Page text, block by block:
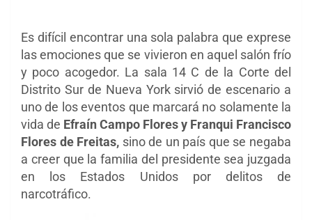
Es difícil encontrar una sola palabra que exprese
las emociones que se vivieron en aquel salón frío
y poco acogedor. La sala 14 C de la Corte del
Distrito Sur de Nueva York sirvió de escenario a
uno de los eventos que marcará no solamente la
vida de Efraín Campo Flores y Franqui Francisco
Flores de Freitas, sino de un país que se negaba
a creer que la familia del presidente sea juzgada
en los Estados Unidos por delitos de
narcotráfico.